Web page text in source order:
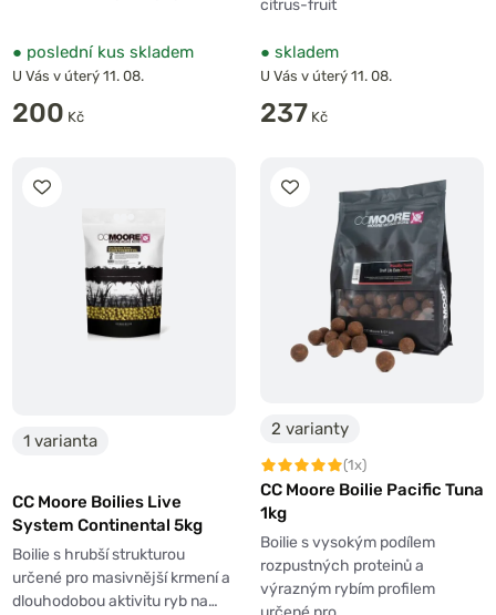
● poslední kus skladem
U Vás v úterý 11. 08.
200 Kč
citrus-fruit
● skladem
U Vás v úterý 11. 08.
237 Kč
1 varianta
CC Moore Boilies Live
System Continental 5kg
Boilie s hrubší strukturou
určené pro masivnější krmení a
dlouhodobou aktivitu ryb na…
2 varianty
(1x)
CC Moore Boilie Pacific Tuna
1kg
Boilie s vysokým podílem
rozpustných proteinů a
výrazným rybím profilem